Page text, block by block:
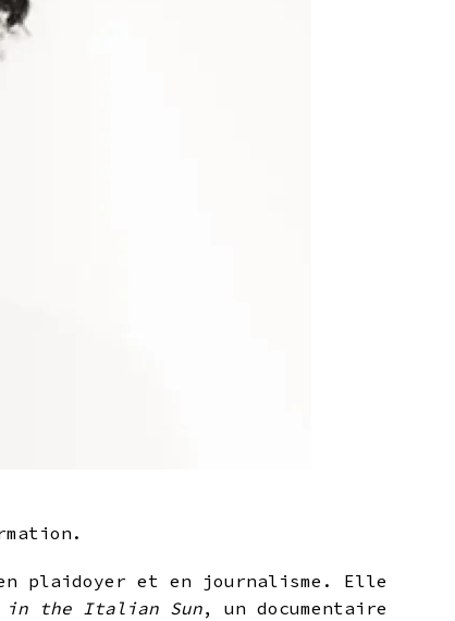
plaidoyer et en journalisme. Elle
in the Italian Sun, un documentaire